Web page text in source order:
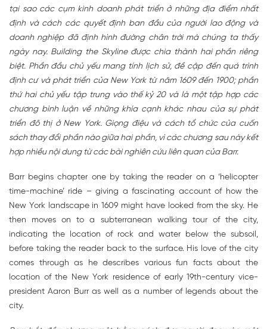
tại sao các cụm kinh doanh phát triển ở những địa điểm nhất
định và cách các quyết định ban đầu của người lao động và
doanh nghiệp đã định hình đường chân trời mà chúng ta thấy
ngày nay. Building the Skyline được chia thành hai phần riêng
biệt. Phần đầu chủ yếu mang tính lịch sử, đề cập đến quá trình
định cư và phát triển của New York từ năm 1609 đến 1900; phần
thứ hai chủ yếu tập trung vào thế kỷ 20 và là một tập hợp các
chương bình luận về những khía cạnh khác nhau của sự phát
triển đô thị ở New York. Giọng điệu và cách tổ chức của cuốn
sách thay đổi phần nào giữa hai phần, vì các chương sau này kết
hợp nhiều nội dung từ các bài nghiên cứu liên quan của Barr.
Barr begins chapter one by taking the reader on a ‘helicopter
time-machine’ ride – giving a fascinating account of how the
New York landscape in 1609 might have looked from the sky. He
then moves on to a subterranean walking tour of the city,
indicating the location of rock and water below the subsoil,
before taking the reader back to the surface. His love of the city
comes through as he describes various fun facts about the
location of the New York residence of early 19th-century vice-
president Aaron Burr as well as a number of legends about the
city.